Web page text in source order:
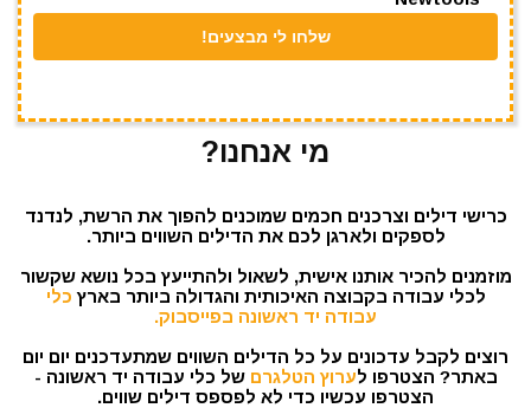
מי אנחנו?
כרישי דילים וצרכנים חכמים שמוכנים להפוך את הרשת, לנדנד
לספקים ולארגן לכם את הדילים השווים ביותר.
מוזמנים להכיר אותנו אישית, לשאול ולהתייעץ בכל נושא שקשור
לכלי עבודה בקבוצה האיכותית והגדולה ביותר בארץ כלי
עבודה יד ראשונה בפייסבוק.
רוצים לקבל עדכונים על כל הדילים השווים שמתעדכנים יום יום
באתר? הצטרפו לערוץ הטלגרם של כלי עבודה יד ראשונה -
הצטרפו עכשיו כדי לא לפספס דילים שווים.